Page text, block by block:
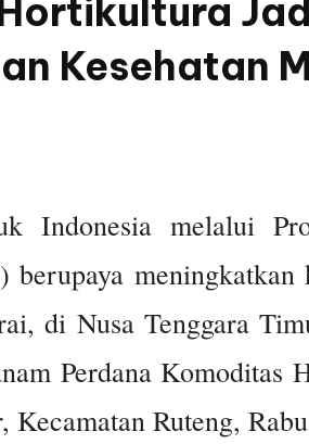
Kesehatan
Indonesia melalui
berupaya meningkatkan
di Nusa Tenggara
Perdana
Kecamatan Ruteng,